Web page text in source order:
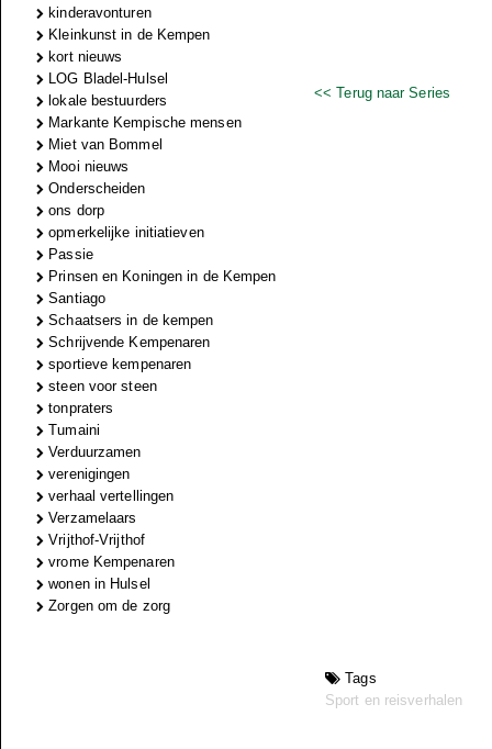
kinderavonturen
Kleinkunst in de Kempen
kort nieuws
LOG Bladel-Hulsel
lokale bestuurders
Markante Kempische mensen
Miet van Bommel
Mooi nieuws
Onderscheiden
ons dorp
opmerkelijke initiatieven
Passie
Prinsen en Koningen in de Kempen
Santiago
Schaatsers in de kempen
Schrijvende Kempenaren
sportieve kempenaren
steen voor steen
tonpraters
Tumaini
Verduurzamen
verenigingen
verhaal vertellingen
Verzamelaars
Vrijthof-Vrijthof
vrome Kempenaren
wonen in Hulsel
Zorgen om de zorg
<< Terug naar Series
Tags
Sport en reisverhalen